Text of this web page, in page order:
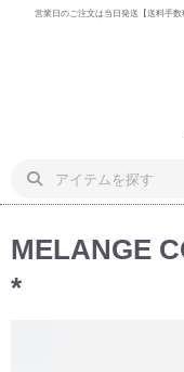
営業日のご注文は当日発送【送料手
MELANGE
*